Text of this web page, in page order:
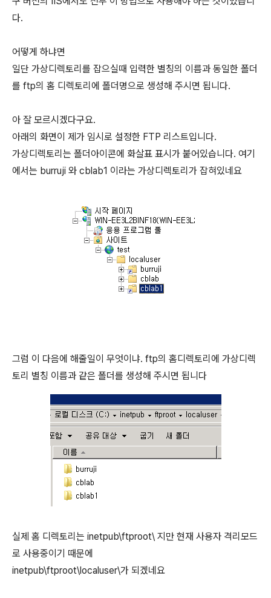
다.
어떻게 하냐면
일단 가상디렉토리를 잡으실때 입력한 별칭의 이름과 동일한 폴더
를 ftp의 홈 디렉토리에 폴더명으로 생성해 주시면 됩니다.
아 잘 모르시겠다구요.
아래의 화면이 제가 임시로 설정한 FTP 리스트입니다.
가상디렉토리는 폴더아이콘에 화살표 표시가 붙어있습니다. 여기
에서는 burruji 와 cblab1 이라는 가상디렉토리가 잡혀있네요
그럼 이 다음에 해줄일이 무엇이냐. ftp의 홈디렉토리에 가상디렉
토리 별칭 이름과 같은 폴더를 생성해 주시면 됩니다
실제 홈 디렉토리는 inetpub\ftproot\ 지만 현재 사용자 격리모드
로 사용중이기 때문에
inetpub\ftproot\localuser\가 되겠네요